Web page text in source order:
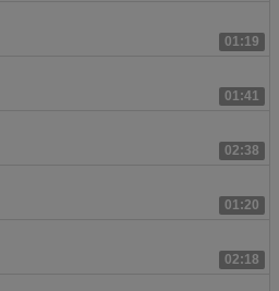
01:19
01:41
02:38
01:20
02:18